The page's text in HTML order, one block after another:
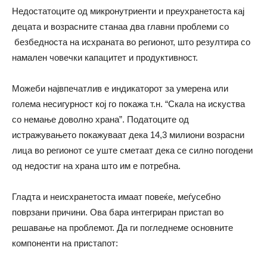
Недостатоците од микронутриенти и преухранетоста кај
децата и возрасните станаа два главни проблеми со
безбедноста на исхраната во регионот, што резултира со
намален човечки капацитет и продуктивност.
Можеби највпечатлив е индикаторот за умерена или
голема несигурност кој го покажа т.н. “Скала на искуства
со немање доволно храна”. Податоците од
истражувањето покажуваат дека 14,3 милиони возрасни
лица во регионот се уште сметаат дека се силно погодени
од недостиг на храна што им е потребна.
Гладта и неисхранетоста имаат повеќе, меѓусебно
поврзани причини. Ова бара интегриран пристап во
решавање на проблемот. Да ги погледнеме основните
компоненти на пристапот: